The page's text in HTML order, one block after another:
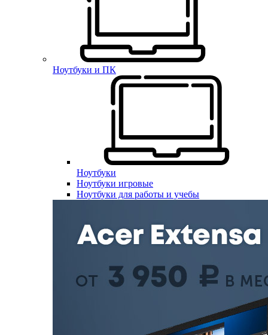
Ноутбуки и ПК
Ноутбуки
Ноутбуки игровые
Ноутбуки для работы и учебы